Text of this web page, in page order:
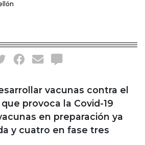
vacunas contra el
provoca la Covid-19
en preparación ya
y cuatro en fase tres